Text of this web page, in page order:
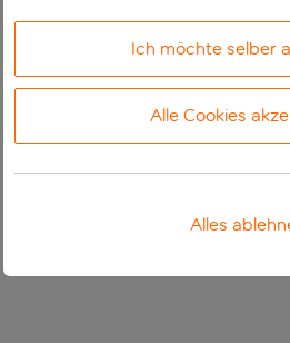
Ich möchte selber
Alle Cookies
Alles